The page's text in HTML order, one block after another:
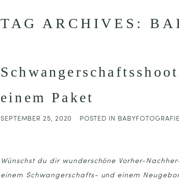
TAG ARCHIVES:
einem Paket
SEPTEMBER 25, 2020 POSTED IN BABYFOTOGRAFIE
Wünschst du dir wunderschöne Vorher-
einem Schwangerschafts- und einem